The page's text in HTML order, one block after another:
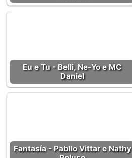
Eu e Tu - Belli, Ne-Yo e MC
Daniel
Fantasía - Pabllo Vittar e Nathy